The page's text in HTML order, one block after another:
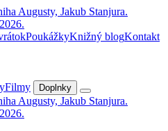
PoukážkyKnižný blogKontakt
Filmy Doplnky